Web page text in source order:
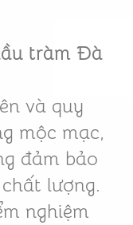
tràm Đà
và quy
mộc mạc,
đảm bảo
lượng.
nghiệm